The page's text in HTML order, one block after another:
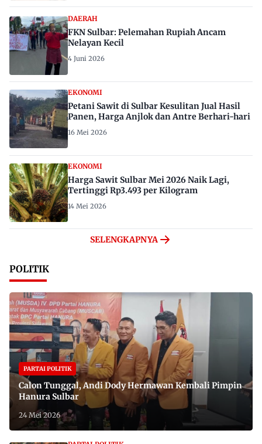
DAERAH
FKN Sulbar: Pelemahan Rupiah Ancam
Nelayan Kecil
4 Juni 2026
EKONOMI
Petani Sawit di Sulbar Kesulitan Jual Hasil
Panen, Harga Anjlok dan Antre Berhari-hari
16 Mei 2026
EKONOMI
Harga Sawit Sulbar Mei 2026 Naik Lagi,
Tertinggi Rp3.493 per Kilogram
14 Mei 2026
SELENGKAPNYA
POLITIK
PARTAI POLITIK
Calon Tunggal, Andi Dody Hermawan Kembali Pimpin
Hanura Sulbar
24 Mei 2026